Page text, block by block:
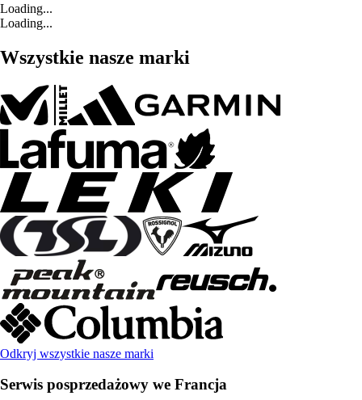
Loading...
Loading...
Wszystkie nasze marki
Odkryj wszystkie nasze marki
Serwis posprzedażowy we Francja